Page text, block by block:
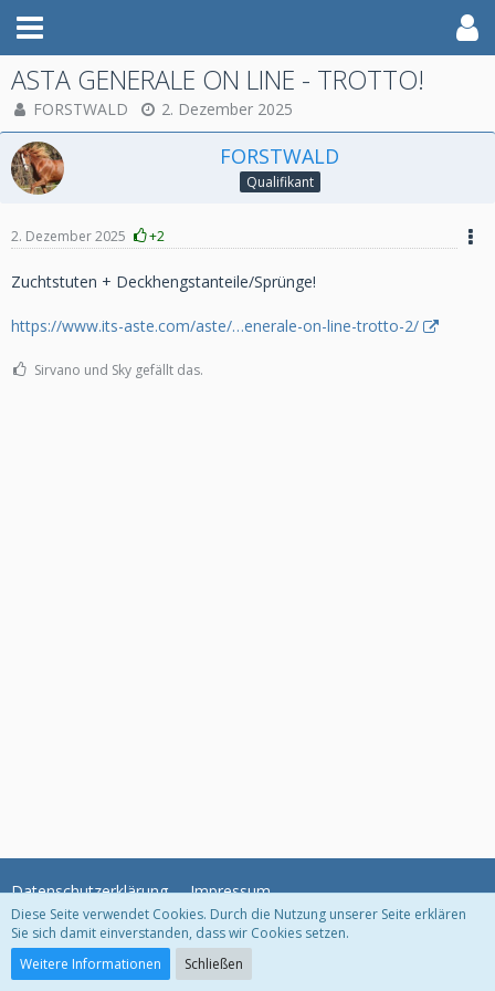
ASTA GENERALE ON LINE - TROTTO!
FORSTWALD 2. Dezember 2025
FORSTWALD
Qualifikant
2. Dezember 2025 +2
Zuchtstuten + Deckhengstanteile/Sprünge!
https://www.its-aste.com/aste/…enerale-on-line-trotto-2/
Sirvano und Sky gefällt das.
Datenschutzerklärung Impressum
Community-Software:
Diese Seite verwendet Cookies. Durch die Nutzung unserer Seite erklären
Sie sich damit einverstanden, dass wir Cookies setzen.
Weitere Informationen
Schließen